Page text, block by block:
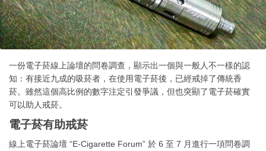
一份電子菸線上論壇的問卷調查，顯示出一個與一般人不一樣的認
知：有接近九成的吸菸者，在使用電子菸後，已經戒掉了傳統香
菸。雖然這個高比例的數字注定引發爭議，但也突顯了電子菸確實
可以助人戒菸。
電子菸有助戒菸
線上電子菸論壇 “E-Cigarette Forum” 於 6 至 7 月進行一項問卷調